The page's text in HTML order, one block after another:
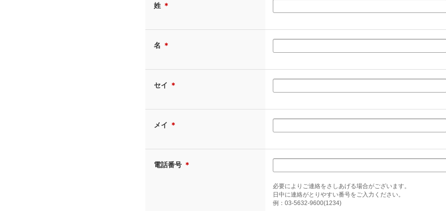
姓 ＊
名 ＊
セイ ＊
メイ ＊
電話番号 ＊
必要によりご連絡をさしあげる場合がございます。
日中に連絡がとりやすい番号をご入力ください。
例：03-5632-9600(1234)